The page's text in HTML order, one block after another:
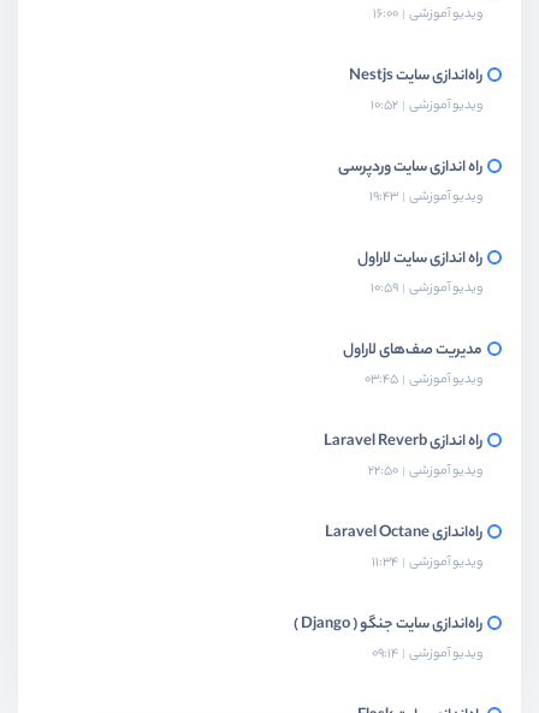
ویدیو آموزشی 16:00
راه‌اندازی سایت Nestjs
ویدیو آموزشی 10:52
راه اندازی سایت وردپرسی
ویدیو آموزشی 19:43
راه اندازی سایت لاراول
ویدیو آموزشی 10:59
مدیریت صف‌های لاراول
ویدیو آموزشی 03:45
راه اندازی Laravel Reverb
ویدیو آموزشی 22:50
راه‌اندازی Laravel Octane
ویدیو آموزشی 11:34
راه‌اندازی سایت جنگو ( Django )
ویدیو آموزشی 09:14